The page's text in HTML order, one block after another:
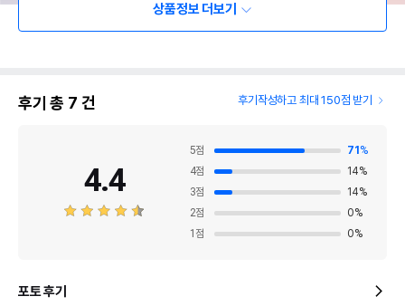
상품정보 더보기
후기 총 7 건 후기작성하고 최대 150점 받기
4.4
5점 71 %
4점 14%
3점 14%
2점 0%
1 점 0%
포토 후기